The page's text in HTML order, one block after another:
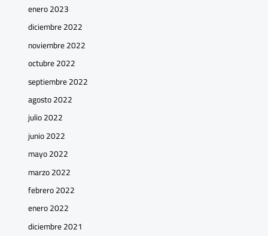
enero 2023
diciembre 2022
noviembre 2022
octubre 2022
septiembre 2022
agosto 2022
julio 2022
junio 2022
mayo 2022
marzo 2022
febrero 2022
enero 2022
diciembre 2021